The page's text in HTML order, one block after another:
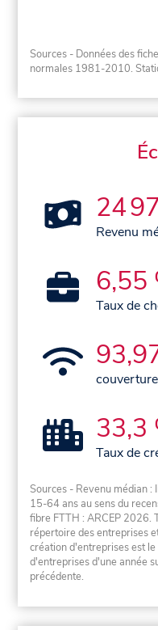
Sources - Données des
normales 1981-2010.
24
Revenu
6,55
Taux de
33,3
Taux de
Sources - Revenu médian :
15-64 ans au sens du
fibre FTTH : ARCEP 2026.
répertoire des entreprises
création d'entreprises est
d'entreprises d'une année
précédente.